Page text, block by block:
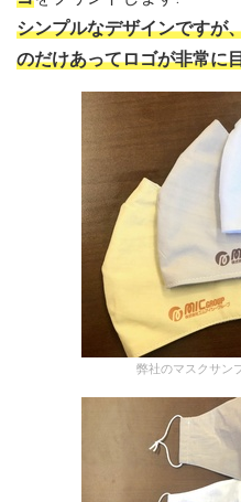
シンプルなデザインですが
のだけあってロゴが非常に
弊社のマスクサン